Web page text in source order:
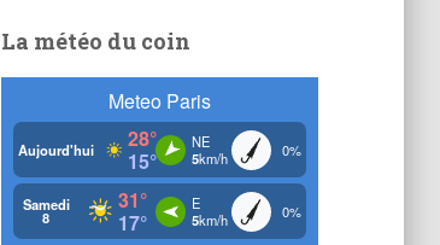
r
c
La météo du coin